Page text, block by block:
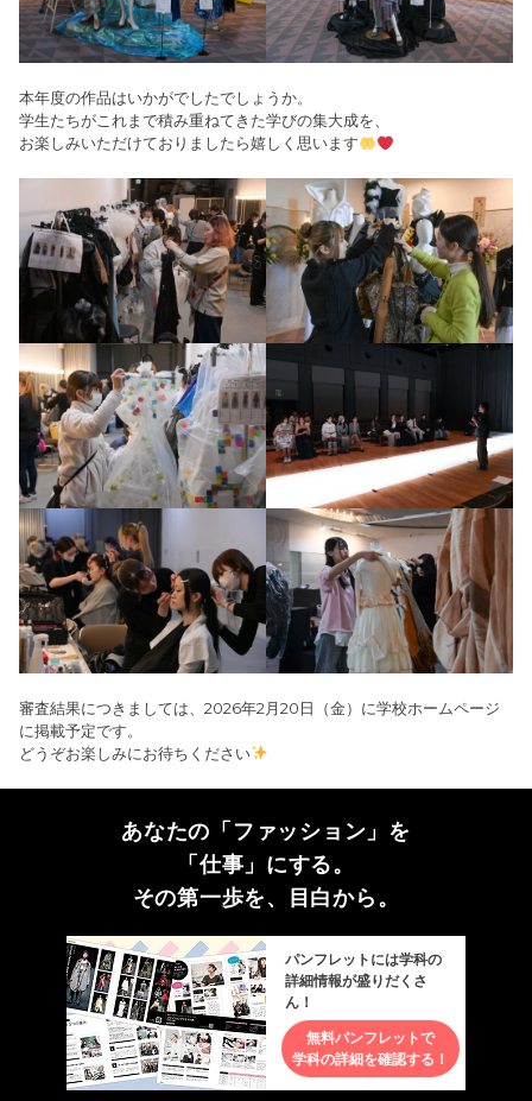
本年度の作品はいかがでしたでしょうか。
学生たちがこれまで積み重ねてきた学びの集大成を、
お楽しみいただけておりましたら嬉しく思います
審査結果につきましては、2026年2月20日（金）に学校ホームページ
に掲載予定です。
どうぞお楽しみにお待ちください
あなたの「ファッション」を
「仕事」にする。
その第一歩を、目白から。
パンフレットには学科の
詳細情報が盛りだくさ
ん！
無料パンフレットで
学科の詳細を確認する！